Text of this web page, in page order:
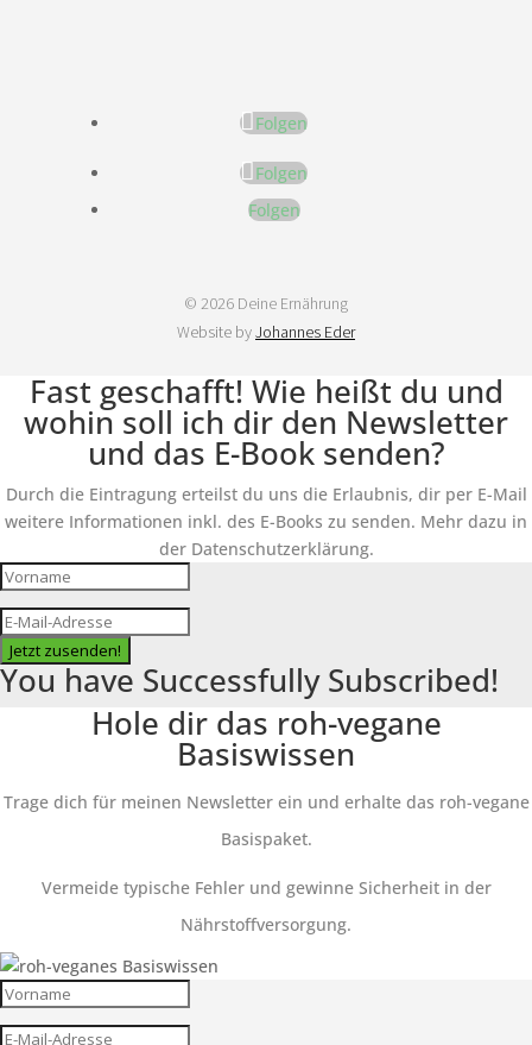
Folgen
Folgen
Folgen
© 2026 Deine Ernährung
Website byJohannes Eder
Fast geschafft! Wie heißt du und
wohin soll ich dir den Newsletter
und das E-Book senden?
Durch die Eintragung erteilst du uns die Erlaubnis, dir per E-Mail
weitere Informationen inkl. des E-Books zu senden. Mehr dazu in
der Datenschutzerklärung.
Jetzt zusenden!
You have Successfully Subscribed!
Hole dir das roh-vegane
Basiswissen
Trage dich für meinen Newsletter ein und erhalte das roh-vegane
Basispaket.
Vermeide typische Fehler und gewinne Sicherheit in der
Nährstoffversorgung.